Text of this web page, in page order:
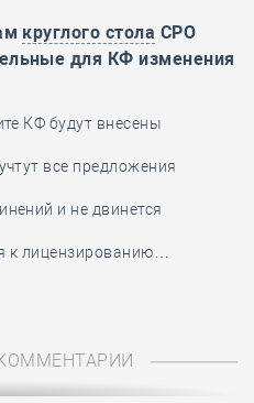
круглого стола СРО
для КФ изменения
КФ будут внесены
все предложения
и не двинется
к лицензированию…